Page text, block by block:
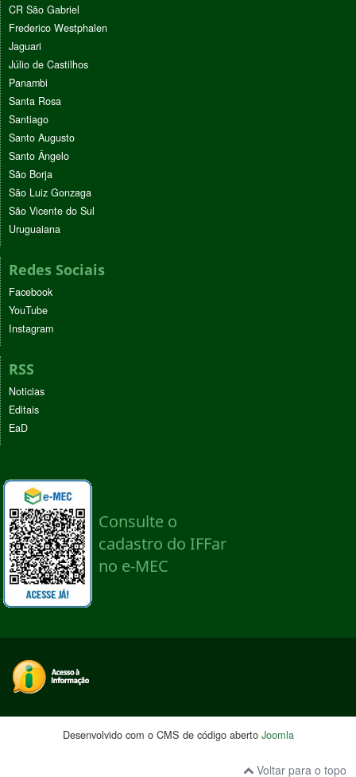
CR São Gabriel
Frederico Westphalen
Jaguari
Júlio de Castilhos
Panambi
Santa Rosa
Santiago
Santo Augusto
Santo Ângelo
São Borja
São Luiz Gonzaga
São Vicente do Sul
Uruguaiana
Redes Sociais
Facebook
YouTube
Instagram
RSS
Noticias
Editais
EaD
Desenvolvido com o CMS de código aberto Joomla
Voltar para o topo